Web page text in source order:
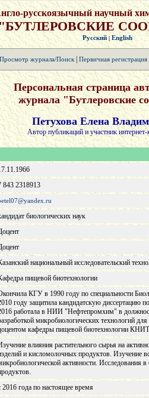
русскоязычный научный
Русский |English
Просмотр журнала/Поиск| Первичная регистрация
Персональная страница
журнала "Бутлеровские
Петухова Елена
Автор публикаций и участник
843 2318913
биологических наук
национальный исследовательский
пищевой биотехнологии
КГУ в 1990 году по специальности
году защитила кандидатскую диссертацию
работала в НИИ "Нефтепромхим" в
микробиологических технологий
кафедры пищевой биотехнологии
влияния растительного сырья на
и кисломолочных продуктов. Изучение
активности. Исследования
2016 года по настоящее время